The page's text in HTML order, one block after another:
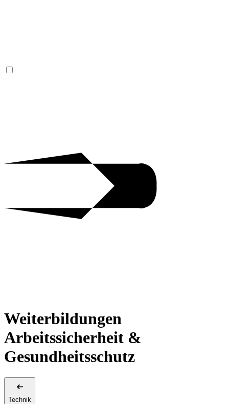
Weiterbildungen
Arbeitssicherheit &
Gesundheitsschutz
Technik